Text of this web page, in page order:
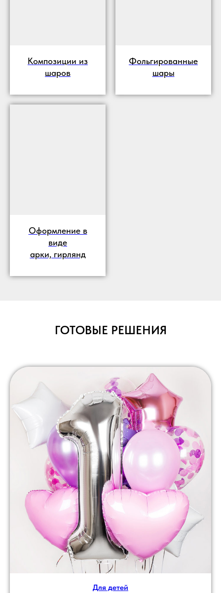
Композиции из
шаров
Фольгированные
шары
Оформление в
виде
арки, гирлянд
ГОТОВЫЕ РЕШЕНИЯ
Для детей